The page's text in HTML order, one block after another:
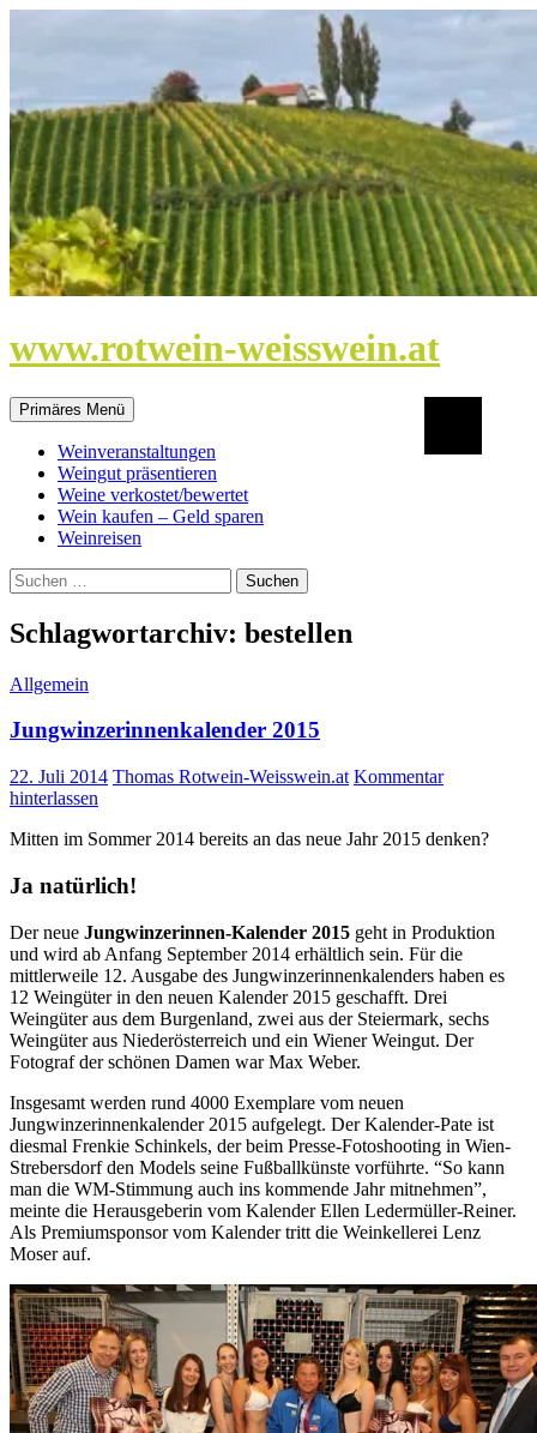
www.rotwein-weisswein.at
Primäres Menü
Weinveranstaltungen
Weingut präsentieren
Weine verkostet/bewertet
Wein kaufen – Geld sparen
Weinreisen
Suchen
nach:
Schlagwortarchiv: bestellen
Allgemein
Jungwinzerinnenkalender 2015
22. Juli 2014 Thomas Rotwein-Weisswein.at Kommentar
hinterlassen
Mitten im Sommer 2014 bereits an das neue Jahr 2015 denken?
Ja natürlich!
Der neue Jungwinzerinnen-Kalender 2015 geht in Produktion
und wird ab Anfang September 2014 erhältlich sein. Für die
mittlerweile 12. Ausgabe des Jungwinzerinnenkalenders haben es
12 Weingüter in den neuen Kalender 2015 geschafft. Drei
Weingüter aus dem Burgenland, zwei aus der Steiermark, sechs
Weingüter aus Niederösterreich und ein Wiener Weingut. Der
Fotograf der schönen Damen war Max Weber.
Insgesamt werden rund 4000 Exemplare vom neuen
Jungwinzerinnenkalender 2015 aufgelegt. Der Kalender-Pate ist
diesmal Frenkie Schinkels, der beim Presse-Fotoshooting in Wien-
Strebersdorf den Models seine Fußballkünste vorführte. “So kann
man die WM-Stimmung auch ins kommende Jahr mitnehmen”,
meinte die Herausgeberin vom Kalender Ellen Ledermüller-Reiner.
Als Premiumsponsor vom Kalender tritt die Weinkellerei Lenz
Moser auf.